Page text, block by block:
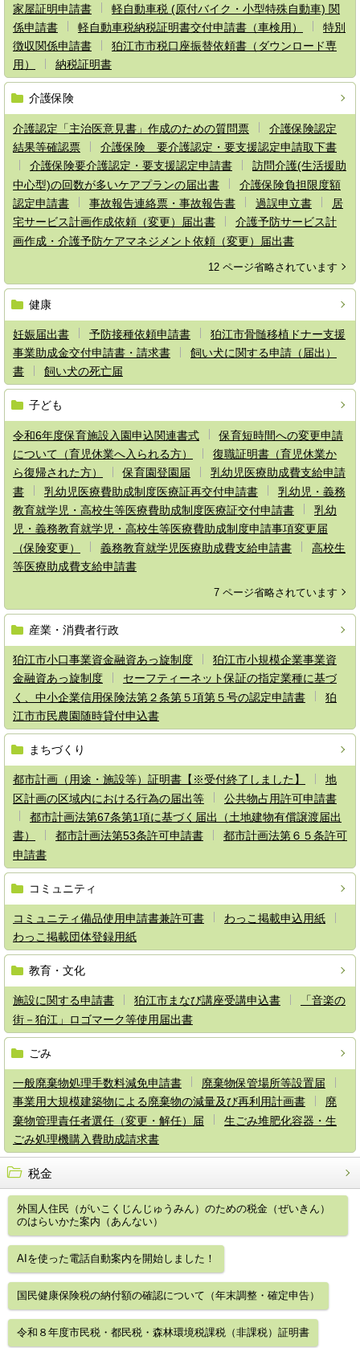
家屋証明申請書
軽自動車税 (原付バイク・小型特殊自動車) 関
係申請書
軽自動車税納税証明書交付申請書（車検用）
特別
徴収関係申請書
狛江市市税口座振替依頼書（ダウンロード専
用）
納税証明書
介護保険
介護認定「主治医意見書」作成のための質問票
介護保険認定
結果等確認票
介護保険 要介護認定・要支援認定申請取下書
介護保険要介護認定・要支援認定申請書
訪問介護(生活援助
中心型)の回数が多いケアプランの届出書
介護保険負担限度額
認定申請書
事故報告連絡票・事故報告書 過誤申立書
居
宅サービス計画作成依頼（変更）届出書
介護予防サービス計
画作成・介護予防ケアマネジメント依頼（変更）届出書
12 ページ省略されています
健康
妊娠届出書 予防接種依頼申請書
狛江市骨髄移植ドナー支援
事業助成金交付申請書・請求書
飼い犬に関する申請（届出）
書
飼い犬の死亡届
子ども
令和6年度保育施設入園申込関連書式
保育短時間への変更申請
について（育児休業へ入られる方）
復職証明書（育児休業か
ら復帰された方）
保育園登園届
乳幼児医療助成費支給申請
書
乳幼児医療費助成制度医療証再交付申請書
乳幼児・義務
教育就学児・高校生等医療費助成制度医療証交付申請書
乳幼
児・義務教育就学児・高校生等医療費助成制度申請事項変更届
（保険変更）
義務教育就学児医療助成費支給申請書
高校生
等医療助成費支給申請書
7 ページ省略されています
産業・消費者行政
狛江市小口事業資金融資あっ旋制度
狛江市小規模企業事業資
金融資あっ旋制度
セーフティーネット保証の指定業種に基づ
く、中小企業信用保険法第２条第５項第５号の認定申請書
狛
江市市民農園随時貸付申込書
まちづくり
都市計画（用途・施設等）証明書【※受付終了しました】
地
区計画の区域内における行為の届出等
公共物占用許可申請書
都市計画法第67条第1項に基づく届出（土地建物有償譲渡届出
書）
都市計画法第53条許可申請書
都市計画法第６５条許可
申請書
コミュニティ
コミュニティ備品使用申請書兼許可書
わっこ掲載申込用紙
わっこ掲載団体登録用紙
教育・文化
施設に関する申請書 狛江市まなび講座受講申込書
「音楽の
街－狛江」ロゴマーク等使用届出書
ごみ
一般廃棄物処理手数料減免申請書
廃棄物保管場所等設置届
事業用大規模建築物による廃棄物の減量及び再利用計画書
廃
棄物管理責任者選任（変更・解任）届
生ごみ堆肥化容器・生
ごみ処理機購入費助成請求書
税金
外国人住民（がいこくじんじゅうみん）のための税金（ぜいきん）
のはらいかた案内（あんない）
AIを使った電話自動案内を開始しました！
国民健康保険税の納付額の確認について（年末調整・確定申告）
令和８年度市民税・都民税・森林環境税課税（非課税）証明書